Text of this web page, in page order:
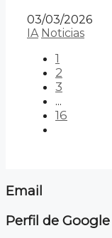
03/03/2026
IA Noticias
1
2
3
...
16
Email
Perfil de Google